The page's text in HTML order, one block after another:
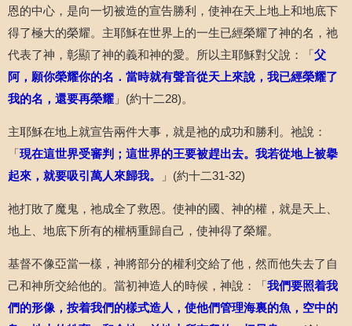
恩的中心，是向一切被造的宣告勝利，使神在天上地上和地底下
得了極大的榮耀。主耶穌在世界上的一生已經榮耀了神的名，祂
代表了神，彰顯了神的義和神的愛。所以主耶穌對父說：「 父
阿，願你榮耀你的名．當時就有聲音從天上來說，我已經榮耀了
我的名，還要再榮耀 」 (約十二28)。
主耶穌在地上就宣告兩件大事，就是祂的成功和勝利。祂說：
「 現在這世界受審判；這世界的王要被趕出去。我若從地上被擧
起來，就要吸引萬人來歸我。
」 (約十二31-32)
祂打敗了魔鬼，祂成全了救恩。使神的國、神的權，就是天上、
地上、地底下所有的權柄重歸自己，使神得了榮耀。
基督不像亞當一樣，神將部分的權利交給了他，然而他失去了自
己和神所交給他的。當初神造人的時候，神說：「 我們要照着我
們的形像，按着我們的樣式造人，使他們管理海裏的魚，空中的